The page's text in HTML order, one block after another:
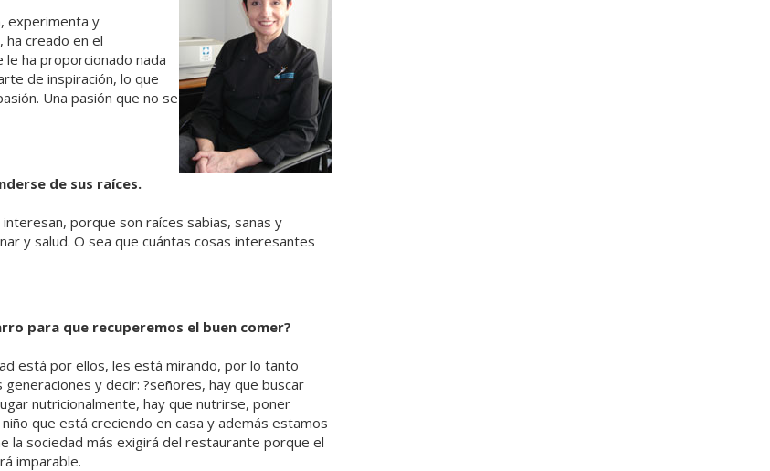
experimenta y
, ha creado en el
ha proporcionado nada
de inspiración, lo que
Una pasión que no se
de sus raíces.
porque son raíces sabias, sanas y
y salud. O sea que cuántas cosas interesantes
para que recuperemos el buen comer?
está por ellos, les está mirando, por lo tanto
y decir: ?señores, hay que buscar
nutricionalmente, hay que nutrirse, poner
que está creciendo en casa y además estamos
la sociedad más exigirá del restaurante porque el
imparable.